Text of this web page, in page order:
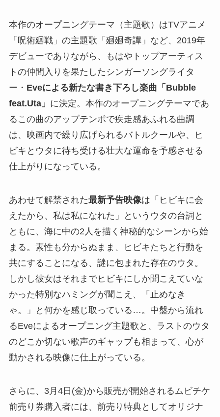
本作のオープニングテーマ（主題歌）はTVアニメ
「呪術廻戦」の主題歌「廻廻奇譚」など、2019年
デビューでありながら、もはやトップアーティス
トの仲間入りを果たしたシンガーソングライタ
ー・ Eveによる新たな書き下ろし楽曲「Bubble
feat.Uta」 に決定。本作のオープニングテーマであ
るこの曲のアップテンポで疾走感あふれる曲調
は、映画内で繰り広げられるバトルクールや、ヒ
ビキとウタに待ち受ける壮大な運命を予感させる
仕上がりになっている。
あわせて解禁された最新予告映像は「ヒビキに会
えたから、私は私になれた」というウタの台詞と
ともに、海に中の2人を描く神秘的なシーンから始
まる。素性も分からぬまま、ヒビキたちと行動を
共にすることになる、謎に包まれた存在のウタ。
しかし彼女はそれまでヒビキにしか聞こえていな
かった特別なハミングが聞こえ、「止めなき
ゃ。」と何かを感じ取っている…。中盤から流れ
るEveによるオープニング主題歌と、ラストのウタ
のどこか切ない歌声のギャップも相まって、心が
動かされる映像に仕上がっている。
さらに、3月4日(金)から販売が開始されるムビチケ
前売り券購入者には、前売り特典としてオリジナ